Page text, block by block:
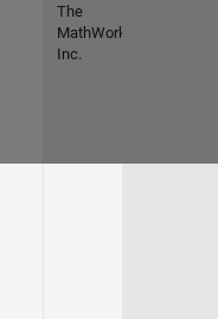
The
MathWorks,
Inc.